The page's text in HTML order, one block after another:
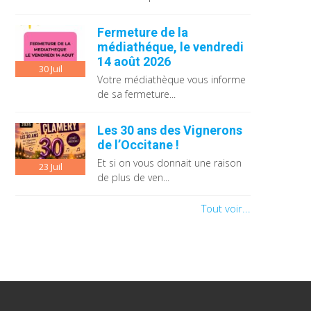
30Juil
Fermeture de la
médiathéque, le vendredi
14 août 2026
Votre médiathèque vous informe
de sa fermeture...
23 Juil
Les 30 ans des Vignerons
de l’Occitane !
Et si on vous donnait une raison
de plus de ven...
Tout voir...